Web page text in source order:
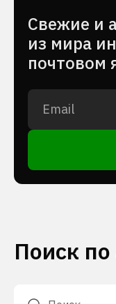
Cвежие и
из мира
почтовом
Поиск